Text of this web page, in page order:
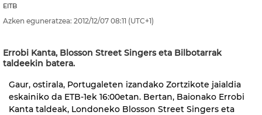
EITB
Azken eguneratzea: 2012/12/07 08:11 (UTC+1)
Errobi Kanta, Blosson Street Singers eta Bilbotarrak
taldeekin batera.
Gaur, ostirala, Portugaleten izandako Zortzikote jaialdia
eskainiko da ETB-1ek 16:00etan. Bertan, Baionako Errobi
Kanta taldeak, Londoneko Blosson Street Singers eta